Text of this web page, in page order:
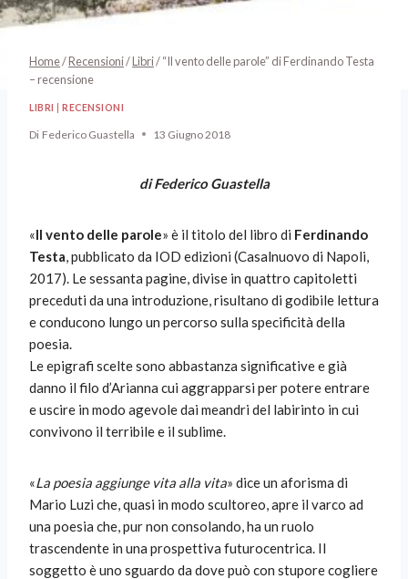
Home/Recensioni/Libri/“Il vento delle parole” di Ferdinando Testa
– recensione
LIBRI |RECENSIONI
Di Federico Guastella 13 Giugno 2018
di Federico Guastella
«Il vento delle parole» è il titolo del libro di Ferdinando
Testa, pubblicato da IOD edizioni (Casalnuovo di Napoli,
2017). Le sessanta pagine, divise in quattro capitoletti
preceduti da una introduzione, risultano di godibile lettura
e conducono lungo un percorso sulla specificità della
poesia.
Le epigrafi scelte sono abbastanza significative e già
danno il filo d’Arianna cui aggrapparsi per potere entrare
e uscire in modo agevole dai meandri del labirinto in cui
convivono il terribile e il sublime.
«La poesia aggiunge vita alla vita» dice un aforisma di
Mario Luzi che, quasi in modo scultoreo, apre il varco ad
una poesia che, pur non consolando, ha un ruolo
trascendente in una prospettiva futurocentrica. Il
soggetto è uno sguardo da dove può con stupore cogliere